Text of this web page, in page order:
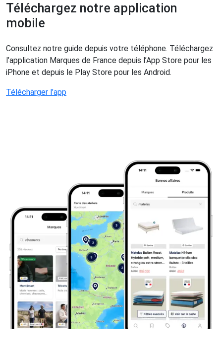
Téléchargez notre application
mobile
Consultez notre guide depuis votre téléphone. Téléchargez
l’application Marques de France depuis l’App Store pour les
iPhone et depuis le Play Store pour les Android.
Télécharger l’app